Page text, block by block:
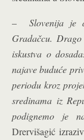
– Slovenija je
Gradačcu.
iskustva o
najave buduće
periodu kroz
sredinama iz
podignemo je
Drervišagić